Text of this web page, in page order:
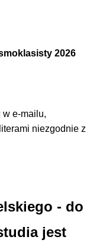
2026
e-mailu,
niezgodnie z
- do
jest